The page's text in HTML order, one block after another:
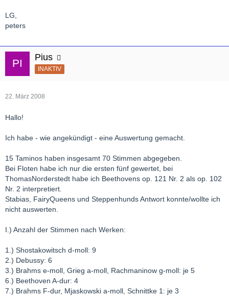
LG,
peters
Pius
INAKTIV
22. März 2008
Hallo!
Ich habe - wie angekündigt - eine Auswertung gemacht.
15 Taminos haben insgesamt 70 Stimmen abgegeben.
Bei Floten habe ich nur die ersten fünf gewertet, bei
ThomasNorderstedt habe ich Beethovens op. 121 Nr. 2 als op. 102
Nr. 2 interpretiert.
Stabias, FairyQueens und Steppenhunds Antwort konnte/wollte ich
nicht auswerten.
I.) Anzahl der Stimmen nach Werken:
1.) Shostakowitsch d-moll: 9
2.) Debussy: 6
3.) Brahms e-moll, Grieg a-moll, Rachmaninow g-moll: je 5
6.) Beethoven A-dur: 4
7.) Brahms F-dur, Mjaskowski a-moll, Schnittke 1: je 3